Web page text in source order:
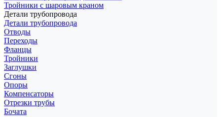
Тройники с шаровым краном
Детали трубопровода
Детали трубопровода
Отводы
Переходы
Фланцы
Тройники
Заглушки
Сгоны
Опоры
Компенсаторы
Отрезки трубы
Бочата